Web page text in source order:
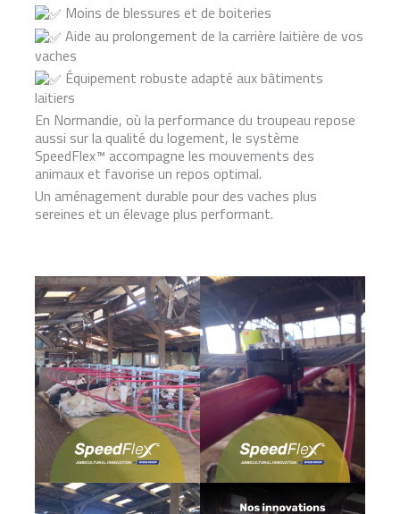
Moins de blessures et de boiteries
Aide au prolongement de la carrière laitière de vos
vaches
Équipement robuste adapté aux bâtiments
laitiers
En Normandie, où la performance du troupeau repose
aussi sur la qualité du logement, le système
SpeedFlex™ accompagne les mouvements des
animaux et favorise un repos optimal.
Un aménagement durable pour des vaches plus
sereines et un élevage plus performant.